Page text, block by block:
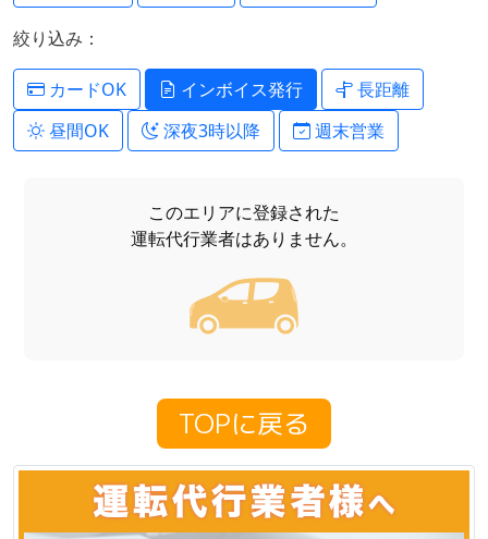
絞り込み：
カードOK インボイス発行
長距離
昼間OK
深夜3時以降 週末営業
このエリアに登録された
運転代行業者はありません。
TOPに戻る